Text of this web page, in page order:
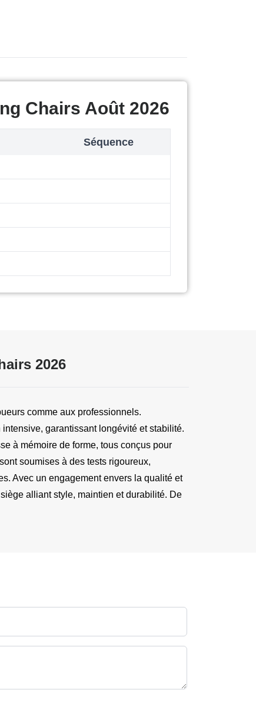
Chairs Août 2026
Séquence
2026
comme aux professionnels.
garantissant longévité et stabilité.
à mémoire de forme, tous conçus pour
soumises à des tests rigoureux,
Avec un engagement envers la qualité et
alliant style, maintien et durabilité. De